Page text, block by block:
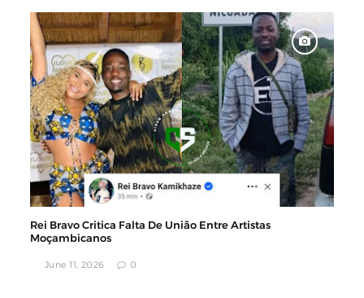
Rei Bravo Critica Falta De União Entre Artistas
Moçambicanos
June 11, 2026 0